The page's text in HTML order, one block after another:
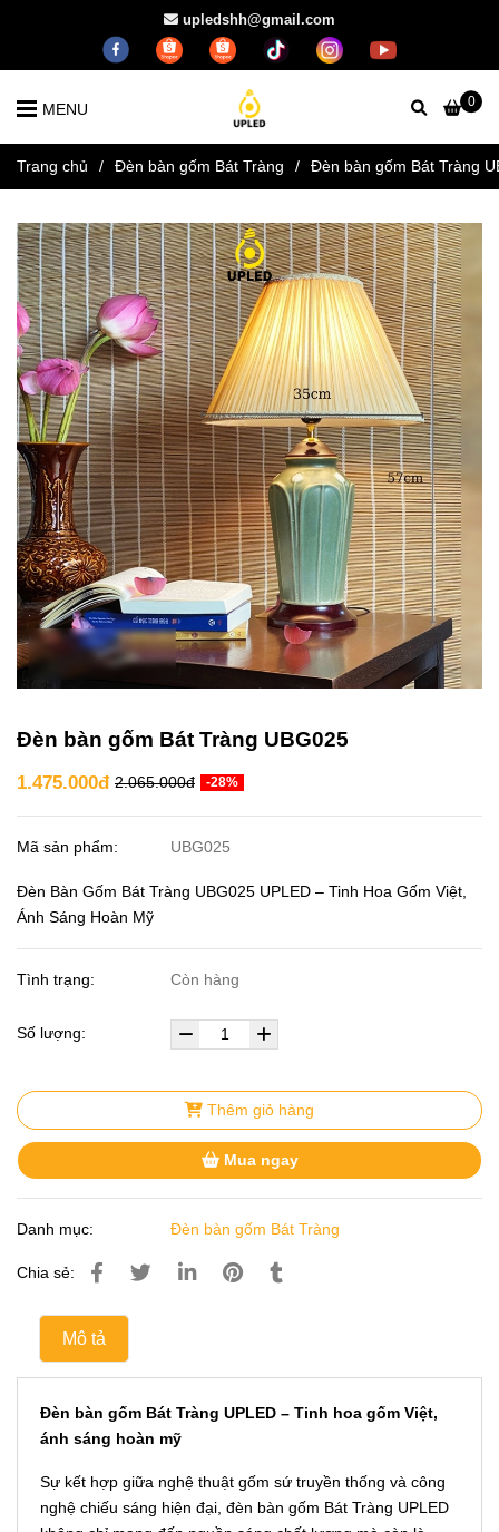
upledshh@gmail.com
0
MENU
Trang chủ / Đèn bàn gốm Bát Tràng / Đèn bàn gốm Bát Tràng
Đèn bàn gốm Bát Tràng UBG025
1.475.000đ 2.065.000đ -28%
Mã sản phẩm: UBG025
Đèn Bàn Gốm Bát Tràng UBG025 UPLED – Tinh Hoa Gốm Việt,
Ánh Sáng Hoàn Mỹ
Tình trạng: Còn hàng
Số lượng:
Thêm giỏ hàng
Mua ngay
Danh mục: Đèn bàn gốm Bát Tràng
Chia sẻ:
Mô tả
Đèn bàn gốm Bát Tràng UPLED – Tinh hoa gốm Việt,
ánh sáng hoàn mỹ
Sự kết hợp giữa nghệ thuật gốm sứ truyền thống và công
nghệ chiếu sáng hiện đại, đèn bàn gốm Bát Tràng UPLED